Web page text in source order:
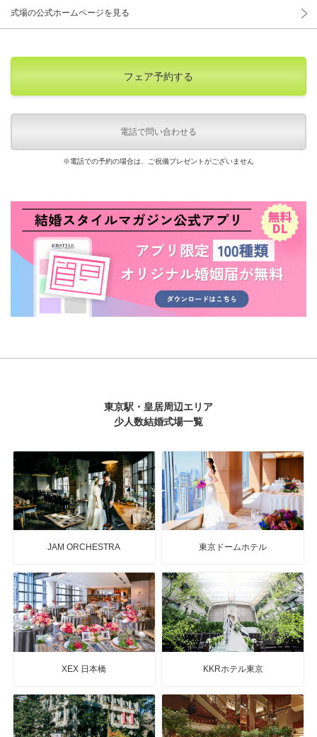
式場の公式ホームページを見る
フェア予約する
電話で問い合わせる
※電話での予約の場合は、ご祝儀プレゼントがございません
東京駅・皇居周辺エリア
少人数結婚式場一覧
JAM ORCHESTRA 東京ドームホテル
XEX 日本橋 KKRホテル東京